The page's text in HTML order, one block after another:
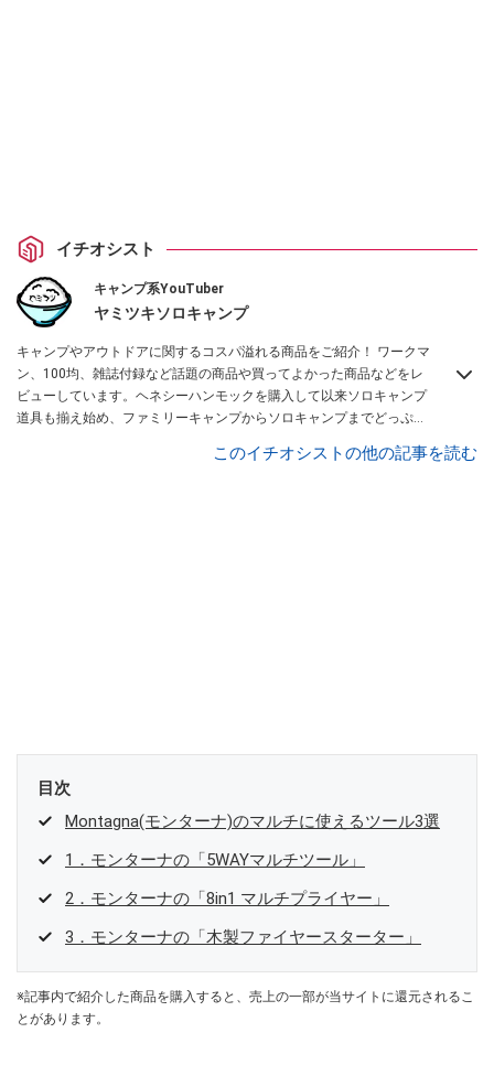
イチオシスト
キャンプ系YouTuber
ヤミツキソロキャンプ
キャンプやアウトドアに関するコスパ溢れる商品をご紹介！ ワークマ
ン、100均、雑誌付録など話題の商品や買ってよかった商品などをレ
ビューしています。ヘネシーハンモックを購入して以来ソロキャンプ
道具も揃え始め、ファミリーキャンプからソロキャンプまでどっぷり
このイチオシストの他の記事を読む
目次
Montagna(モンターナ)のマルチに使えるツール3選
1．モンターナの「5WAYマルチツール」
2．モンターナの「8in1 マルチプライヤー」
3．モンターナの「木製ファイヤースターター」
※記事内で紹介した商品を購入すると、売上の一部が当サイトに還元されるこ
とがあります。